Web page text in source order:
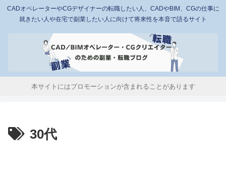
CADオペレーターやCGデザイナーの転職したい人、CADやBIM、CGの仕事に
就きたい人や在宅で副業したい人に向けて将来性を本音で語るサイト
本サイトにはプロモーションが含まれることがあります
30代